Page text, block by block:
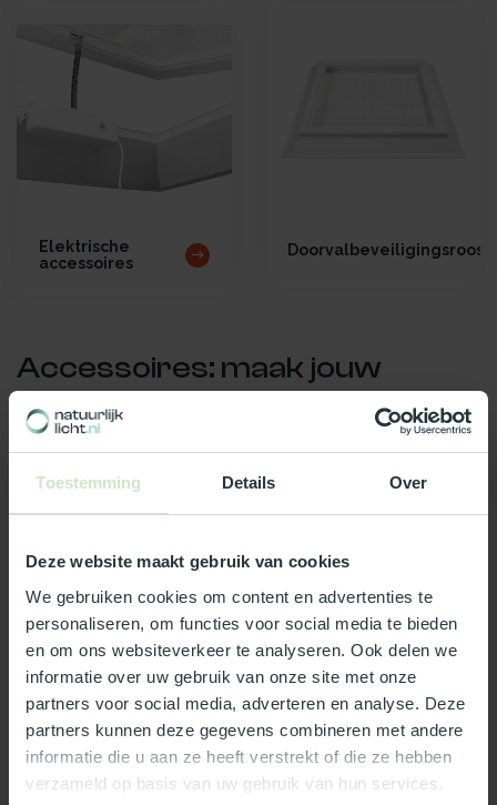
Toestemming Details Over
Deze website maakt gebruik van cookies
We gebruiken cookies om content en advertenties te
personaliseren, om functies voor social media te bieden
en om ons websiteverkeer te analyseren. Ook delen we
informatie over uw gebruik van onze site met onze
partners voor social media, adverteren en analyse. Deze
partners kunnen deze gegevens combineren met andere
informatie die u aan ze heeft verstrekt of die ze hebben
verzameld op basis van uw gebruik van hun services.
Elektrische
accessoires
Accessoires: maak jouw
daglichtoplossing compleet!
Ontdek ons uitgebreide assortiment accessoires waarmee je jouw
keuze uit hoogwaardige materialen en essentiële extra's die
bijdragen aan de functionaliteit en stijl van jouw lichtdoorlatende
Horren
Met onzehorrengeniet je van natuurlijk licht zonder ongewenste
gasten. Houd insecten buiten terwijl je de frisse lucht naar binnen
laat stromen. Kies de perfecte hor die past bij jouw lichtkoepel of
platdakraam en creëer een comfortabele en ongestoorde
leefomgeving.
Zonwering
Bescherm jezelf tegen de felle zonnestralen en reguleer het